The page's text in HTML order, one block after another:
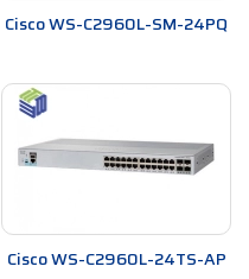
Cisco WS-C2960L-SM-24PQ
Cisco WS-C2960L-24TS-AP